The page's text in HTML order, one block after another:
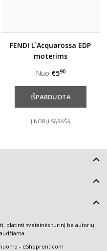
FENDI L`Acquarossa EDP
moterims
Nuo €590
Į NORŲ SĄRAŠĄ
platinti svetainės turinį be autorių
- eShoprent.com